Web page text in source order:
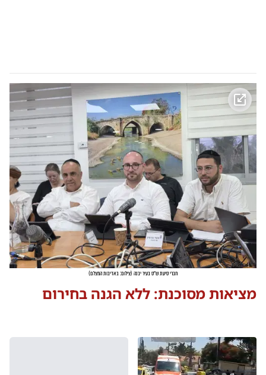
חברי סיעת ש"ס בעיר יבנה (צילום: באדיבות המצלם)
מציאות מסוכנת: ללא הגנה בחירום